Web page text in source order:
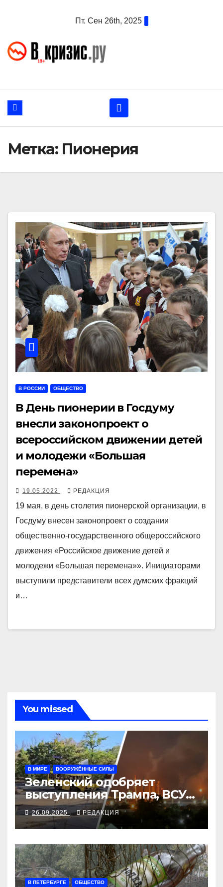
Пт. Сен 26th, 2025
Метка: Пионерия
В РОССИИ ОБЩЕСТВО
В День пионерии в Госдуму
внесли законопроект о
всероссийском движении детей
и молодежи «Большая
перемена»
19.05.2022 РЕДАКЦИЯ
19 мая, в день столетия пионерской организации, в
Госдуму внесен законопроект о создании
общественно-государственного общероссийского
движения «Российское движение детей и
молодежи «Большая перемена»». Инициаторами
выступили представители всех думских фракций
и…
You missed
В МИРЕ ВООРУЖЁННЫЕ СИЛЫ
Зеленский одобряет
выступления Трампа, ВСУ
закрыли Добропольский
рубеж
26.09.2025 РЕДАКЦИЯ
В ПЕТЕРБУРГЕ ОБЩЕСТВО